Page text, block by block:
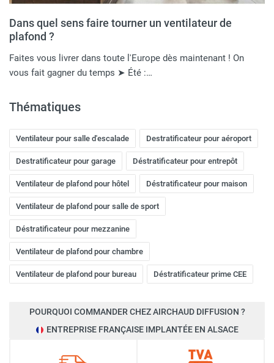
Dans quel sens faire tourner un ventilateur de
plafond ?
Faites vous livrer dans toute l'Europe dès maintenant ! On
vous fait gagner du temps ➤ Été :…
Thématiques
Ventilateur pour salle d'escalade Destratificateur pour aéroport
Destratificateur pour garage Déstratificateur pour entrepôt
Ventilateur de plafond pour hôtel Déstratificateur pour maison
Ventilateur de plafond pour salle de sport
Déstratificateur pour mezzanine
Ventilateur de plafond pour chambre
Ventilateur de plafond pour bureau Déstratificateur prime CEE
POURQUOI COMMANDER CHEZ AIRCHAUD DIFFUSION ?
ENTREPRISE FRANÇAISE IMPLANTÉE EN ALSACE